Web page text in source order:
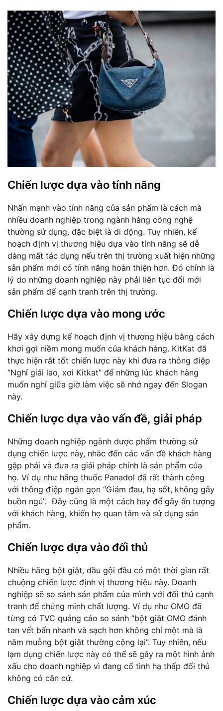
Chiến lược dựa vào tính năng
Nhấn mạnh vào tính năng của sản phẩm là cách mà
nhiều doanh nghiệp trong ngành hàng công nghệ
thường sử dụng, đặc biệt là di động. Tuy nhiên, kế
hoạch định vị thương hiệu dựa vào tính năng sẽ dễ
dàng mất tác dụng nếu trên thị trường xuất hiện những
sản phẩm mới có tính năng hoàn thiện hơn. Đó chính là
lý do những doanh nghiệp này phải liên tục đổi mới
sản phẩm để cạnh tranh trên thị trường.
Chiến lược dựa vào mong ước
Hãy xây dựng kế hoạch định vị thương hiệu bằng cách
khơi gợi niềm mong muốn của khách hàng. KitKat đã
thực hiện rất tốt chiến lược này khi đưa ra thông điệp
“Nghỉ giải lao, xơi Kitkat” để những lúc khách hàng
muốn nghỉ giữa giờ làm việc sẽ nhớ ngay đến Slogan
này.
Chiến lược dựa vào vấn đề, giải pháp
Những doanh nghiệp ngành dược phẩm thường sử
dụng chiến lược này, nhắc đến các vấn đề khách hàng
gặp phải và đưa ra giải pháp chính là sản phẩm của
họ. Ví dụ như hãng thuốc Panadol đã rất thành công
với thông điệp ngắn gọn “Giảm đau, hạ sốt, không gây
buồn ngủ”. Đây cũng là một cách hay để gây ấn tượng
với khách hàng, khiến họ quan tâm và sử dụng sản
phẩm.
Chiến lược dựa vào đối thủ
Nhiều hãng bột giặt, dầu gội đầu có một thời gian rất
chuộng chiến lược định vị thương hiệu này. Doanh
nghiệp sẽ so sánh sản phẩm của mình với đối thủ cạnh
tranh để chứng minh chất lượng. Ví dụ như OMO đã
từng có TVC quảng cáo so sánh “bột giặt OMO đánh
tan vết bẩn nhanh và sạch hơn không chỉ một mà là
năm muỗng bột giặt thường cộng lại”. Tuy nhiên, nếu
lạm dụng chiến lược này có thể sẽ gây ra một hình ảnh
xấu cho doanh nghiệp vì đang cố tình hạ thấp đối thủ
không có căn cứ.
Chiến lược dựa vào cảm xúc